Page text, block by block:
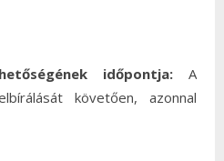
időpontja: A
követően, azonnal